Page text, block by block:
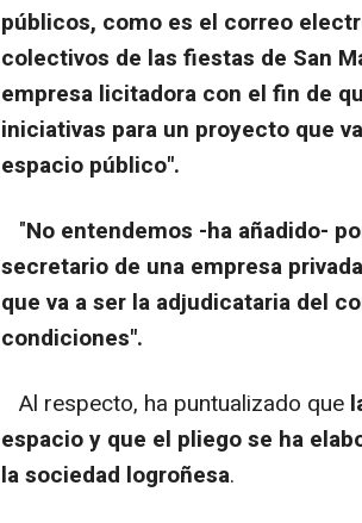
públicos, como es el correo
colectivos de las fiestas de San
empresa licitadora con el fin de
iniciativas para un proyecto que
espacio público".
"No entendemos -ha añadido-
secretario de una empresa
que va a ser la adjudicataria del
condiciones".
Al respecto, ha puntualizado que
espacio y que el pliego se ha
la sociedad logroñesa.